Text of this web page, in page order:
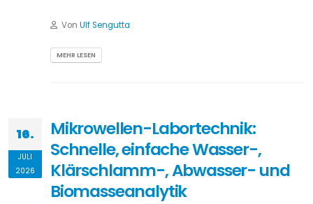
Von Ulf Sengutta
MEHR LESEN
16.
JULI
2026
Mikrowellen-Labortechnik:
Schnelle, einfache Wasser-,
Klärschlamm-, Abwasser- und
Biomasseanalytik